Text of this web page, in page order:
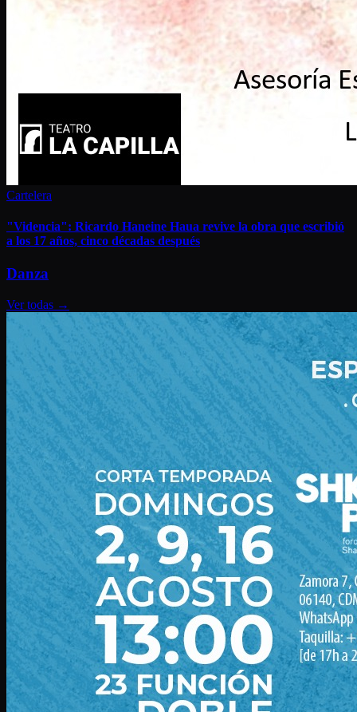
Cartelera
"Videncia": Ricardo Haneine Haua revive la obra que escribió
a los 17 años, cinco décadas después
Danza
Ver todas →